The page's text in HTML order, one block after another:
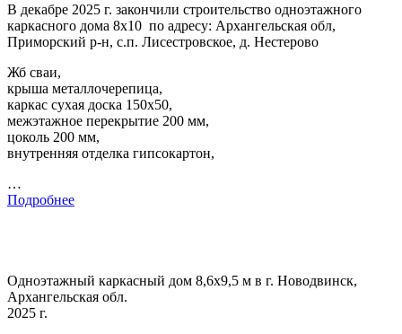
В декабре 2025 г. закончили строительство одноэтажного
каркасного дома 8х10 по адресу: Архангельская обл,
Приморский р-н, с.п. Лисестровское, д. Нестерово
Жб сваи,
крыша металлочерепица,
каркас сухая доска 150х50,
межэтажное перекрытие 200 мм,
цоколь 200 мм,
внутренняя отделка гипсокартон,
…
Подробнее
Одноэтажный каркасный дом 8,6х9,5 м в г. Новодвинск,
Архангельская обл.
2025 г.